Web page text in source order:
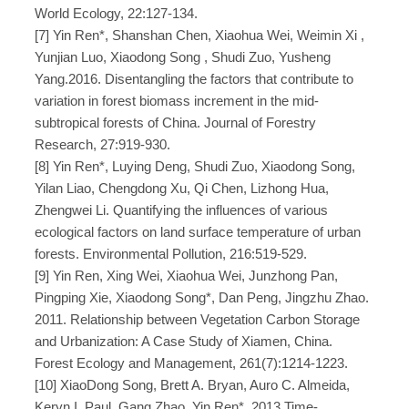
World Ecology, 22:127-134.
[7] Yin Ren*, Shanshan Chen, Xiaohua Wei, Weimin Xi ,
Yunjian Luo, Xiaodong Song , Shudi Zuo, Yusheng
Yang.2016. Disentangling the factors that contribute to
variation in forest biomass increment in the mid-
subtropical forests of China. Journal of Forestry
Research, 27:919-930.
[8] Yin Ren*, Luying Deng, Shudi Zuo, Xiaodong Song,
Yilan Liao, Chengdong Xu, Qi Chen, Lizhong Hua,
Zhengwei Li. Quantifying the influences of various
ecological factors on land surface temperature of urban
forests. Environmental Pollution, 216:519-529.
[9] Yin Ren, Xing Wei, Xiaohua Wei, Junzhong Pan,
Pingping Xie, Xiaodong Song*, Dan Peng, Jingzhu Zhao.
2011. Relationship between Vegetation Carbon Storage
and Urbanization: A Case Study of Xiamen, China.
Forest Ecology and Management, 261(7):1214-1223.
[10] XiaoDong Song, Brett A. Bryan, Auro C. Almeida,